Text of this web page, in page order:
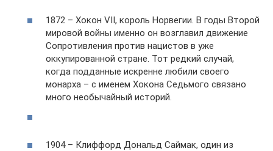
1872 – Хокон VII, король Норвегии. В годы Второй
мировой войны именно он возглавил движение
Сопротивления против нацистов в уже
оккупированной стране. Тот редкий случай,
когда подданные искренне любили своего
монарха – с именем Хокона Седьмого связано
много необычайный историй.
1904 – Клиффорд Дональд Саймак, один из